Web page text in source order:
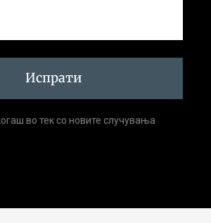
Испрати
во тек со новите случувања